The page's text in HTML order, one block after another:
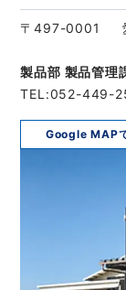
〒497-0001 愛
製品部 製品管理
TEL:052-449-
Google MAP